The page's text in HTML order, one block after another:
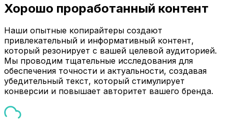
Хорошо проработанный контент
Наши опытные копирайтеры создают
привлекательный и информативный контент,
который резонирует с вашей целевой аудиторией.
Мы проводим тщательные исследования для
обеспечения точности и актуальности, создавая
убедительный текст, который стимулирует
конверсии и повышает авторитет вашего бренда.